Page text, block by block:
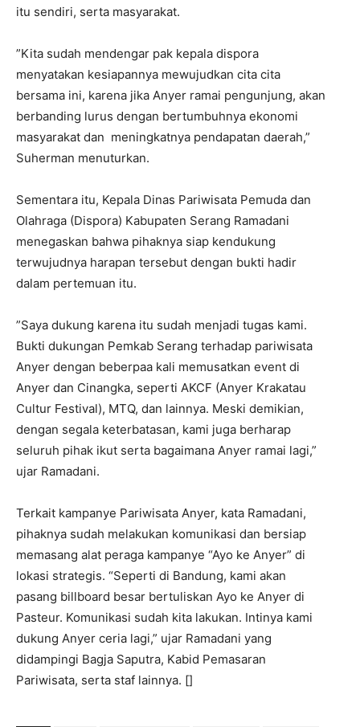
itu sendiri, serta masyarakat.
”Kita sudah mendengar pak kepala dispora
menyatakan kesiapannya mewujudkan cita cita
bersama ini, karena jika Anyer ramai pengunjung, akan
berbanding lurus dengan bertumbuhnya ekonomi
masyarakat dan meningkatnya pendapatan daerah,”
Suherman menuturkan.
Sementara itu, Kepala Dinas Pariwisata Pemuda dan
Olahraga (Dispora) Kabupaten Serang Ramadani
menegaskan bahwa pihaknya siap kendukung
terwujudnya harapan tersebut dengan bukti hadir
dalam pertemuan itu.
”Saya dukung karena itu sudah menjadi tugas kami.
Bukti dukungan Pemkab Serang terhadap pariwisata
Anyer dengan beberpaa kali memusatkan event di
Anyer dan Cinangka, seperti AKCF (Anyer Krakatau
Cultur Festival), MTQ, dan lainnya. Meski demikian,
dengan segala keterbatasan, kami juga berharap
seluruh pihak ikut serta bagaimana Anyer ramai lagi,”
ujar Ramadani.
Terkait kampanye Pariwisata Anyer, kata Ramadani,
pihaknya sudah melakukan komunikasi dan bersiap
memasang alat peraga kampanye “Ayo ke Anyer” di
lokasi strategis. “Seperti di Bandung, kami akan
pasang billboard besar bertuliskan Ayo ke Anyer di
Pasteur. Komunikasi sudah kita lakukan. Intinya kami
dukung Anyer ceria lagi,” ujar Ramadani yang
didampingi Bagja Saputra, Kabid Pemasaran
Pariwisata, serta staf lainnya. []